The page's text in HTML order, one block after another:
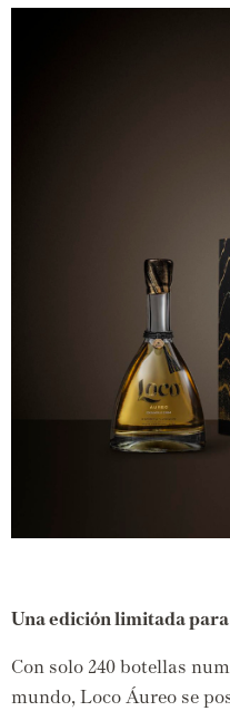
Una edición limitada
Con solo 240 botellas
mundo, Loco Áureo se